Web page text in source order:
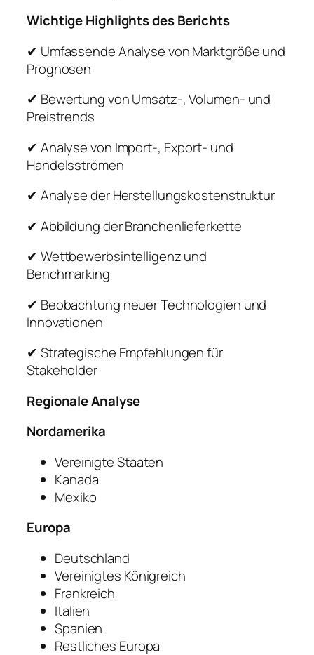
Wichtige Highlights des Berichts
✔ Umfassende Analyse von Marktgröße und
Prognosen
✔ Bewertung von Umsatz-, Volumen- und
Preistrends
✔ Analyse von Import-, Export- und
Handelsströmen
✔ Analyse der Herstellungskostenstruktur
✔ Abbildung der Branchenlieferkette
✔ Wettbewerbsintelligenz und
Benchmarking
✔ Beobachtung neuer Technologien und
Innovationen
✔ Strategische Empfehlungen für
Stakeholder
Regionale Analyse
Nordamerika
Vereinigte Staaten
Kanada
Mexiko
Europa
Deutschland
Vereinigtes Königreich
Frankreich
Italien
Spanien
Restliches Europa